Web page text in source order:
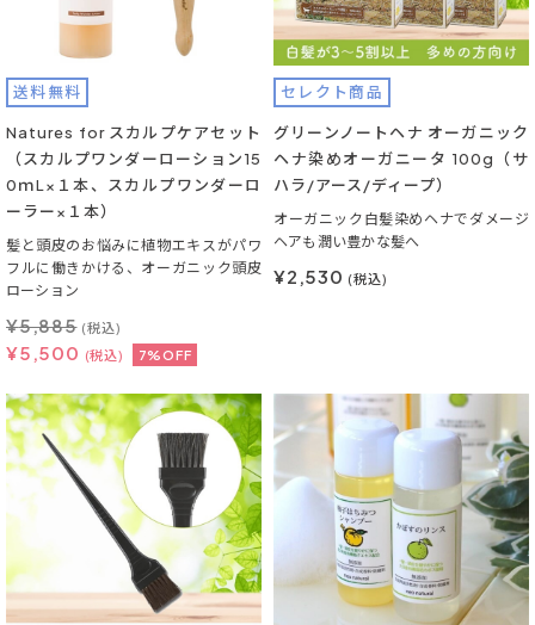
送料無料
Natures for スカルプケアセット
（スカルプワンダーローション15
0ｍL×１本、スカルプワンダーロ
ーラー×１本）
髪と頭皮のお悩みに植物エキスがパワ
フルに働きかける、オーガニック頭皮
ローション
¥5,500 (税込) 7%OFF
¥5,885 (税込)
セレクト商品
グリーンノートヘナ オーガニック
ヘナ染めオーガニータ 100g（サ
ハラ/アース/ディープ）
オーガニック白髪染めヘナでダメージ
ヘアも潤い豊かな髪へ
¥2,530 (税込)